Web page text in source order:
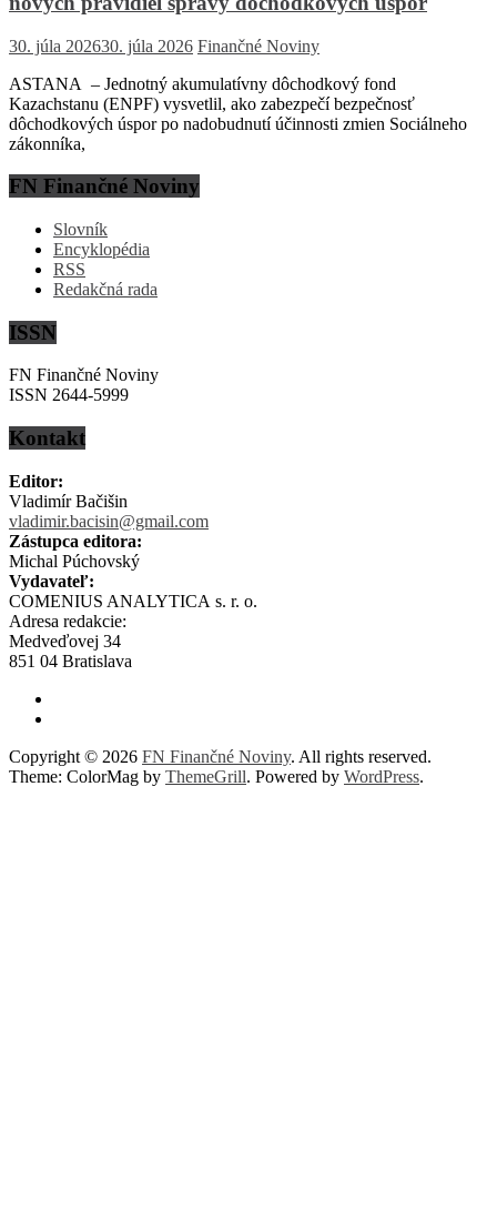
30. júla 202630. júla 2026 Finančné Noviny
ASTANA – Jednotný akumulatívny dôchodkový fond
Kazachstanu (ENPF) vysvetlil, ako zabezpečí bezpečnosť
dôchodkových úspor po nadobudnutí účinnosti zmien Sociálneho
zákonníka,
FN Finančné Noviny
Slovník
Encyklopédia
RSS
Redakčná rada
ISSN
FN Finančné Noviny
ISSN 2644-5999
Kontakt
Editor:
Vladimír Bačišin
vladimir.bacisin@gmail.com
Zástupca editora:
Michal Púchovský
Vydavateľ:
COMENIUS ANALYTICA s. r. o.
Adresa redakcie:
Medveďovej 34
851 04 Bratislava
Copyright © 2026 FN Finančné Noviny. All rights reserved.
Theme: ColorMag by ThemeGrill. Powered by WordPress.